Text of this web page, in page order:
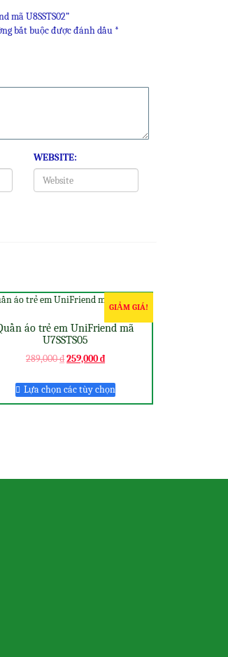
mã U8SSTS02”
bắt buộc được đánh dấu *
WEBSITE:
GIẢM GIÁ!
áo trẻ em UniFriend mã
U7SSTS05
289,000₫259,000₫
Lựa chọn các tùy chọn